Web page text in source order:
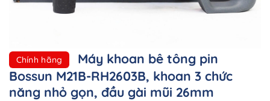
Chính hãng
Máy khoan bê tông pin
Bossun M21B-RH2603B, khoan 3 chức
năng nhỏ gọn, đầu gài mũi 26mm